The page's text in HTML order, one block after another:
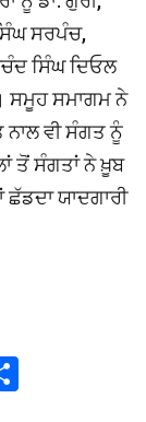
ਸਰਪੰਚ,
ਸਿੰਘ ਦਿਓਲ
ਸਮੂਹ ਸਮਾਗਮ ਨੇ
ਨਾਲ ਵੀ ਸੰਗਤ ਨੂੰ
ਤੋਂ ਸੰਗਤਾਂ ਨੇ ਖ਼ੂਬ
ਯਾਦਗਾਰੀ